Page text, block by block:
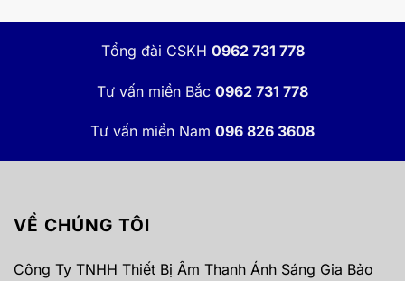
Tổng đài CSKH 0962 731 778
Tư vấn miền Bắc 0962 731 778
Tư vấn miền Nam 096 826 3608
VỀ CHÚNG TÔI
Công Ty TNHH Thiết Bị Âm Thanh Ánh Sáng Gia Bảo